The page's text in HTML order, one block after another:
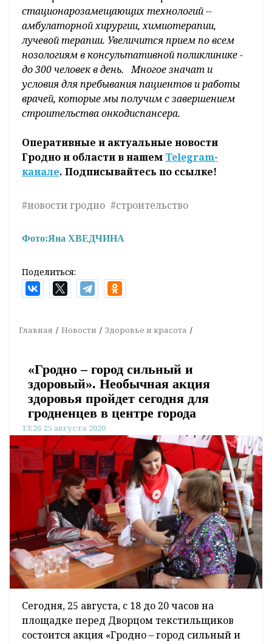
стационарозамещающих технологий --
амбулаторной хирургии, химиотерапии,
лучевой терапии. Увеличится прием по всем
нозологиям в консультативной поликлинике -
до 300 человек в день. Многое значат и
условия для пребывания пациентов и работы
врачей, которые мы получим с завершением
строительства онкодиспансера.
Оперативные и актуальные новости
Гродно и области в нашем Telegram-
канале. Подписывайтесь по ссылке!
#новости гродно #строительство
Фото:Яна ХВЕДЧИНА
Поделиться:
Главная Новости Здоровье и красота
«Гродно – город сильный и
здоровый». Необычная акция
здоровья пройдет сегодня для
гродненцев в центре города
13:26 25 августа 2020
Сегодня, 25 августа, с 18 до 20 часов на
площадке перед Дворцом текстильщиков
состоится акция «Гродно – город сильный и